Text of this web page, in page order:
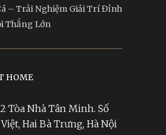
– Trải Nghiệm Giải Trí Đỉnh
Thắng Lớn
HOME
Tòa Nhà Tân Minh. Số
Hai Bà Trưng, Hà Nội